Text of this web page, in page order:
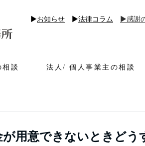
▶︎お知らせ ▶︎法律コラム ▶︎感謝
相談 法人/ 個人事業主の相談
が用意できないときど